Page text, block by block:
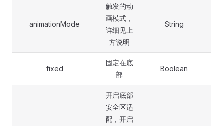
animationMode
触发的动
画模式，
详细见上
方说明
String
fixed
固定在底
部
Boolean
开启底部
安全区适
配，开启